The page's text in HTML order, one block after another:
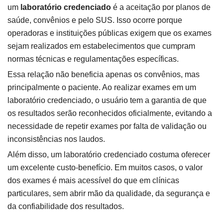
um laboratório credenciado é a aceitação por planos de
saúde, convênios e pelo SUS. Isso ocorre porque
operadoras e instituições públicas exigem que os exames
sejam realizados em estabelecimentos que cumpram
normas técnicas e regulamentações específicas.
Essa relação não beneficia apenas os convênios, mas
principalmente o paciente. Ao realizar exames em um
laboratório credenciado, o usuário tem a garantia de que
os resultados serão reconhecidos oficialmente, evitando a
necessidade de repetir exames por falta de validação ou
inconsistências nos laudos.
Além disso, um laboratório credenciado costuma oferecer
um excelente custo-benefício. Em muitos casos, o valor
dos exames é mais acessível do que em clínicas
particulares, sem abrir mão da qualidade, da segurança e
da confiabilidade dos resultados.